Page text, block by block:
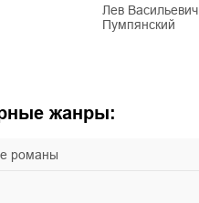
жанры:
романы
Лев Васильевич
Пумпянский